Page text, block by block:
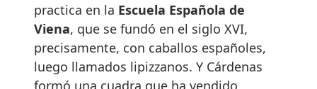
practica en la Escuela Española de
Viena, que se fundó en el siglo XVI,
precisamente, con caballos españoles,
luego llamados lipizzanos. Y Cárdenas
formó una cuadra que ha vendido